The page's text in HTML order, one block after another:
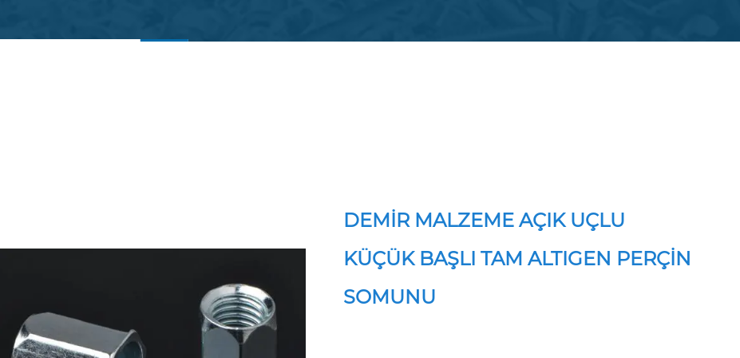
DEMİR MALZEME AÇIK UÇLU
KÜÇÜK BAŞLI TAM ALTIGEN PERÇİN
SOMUNU